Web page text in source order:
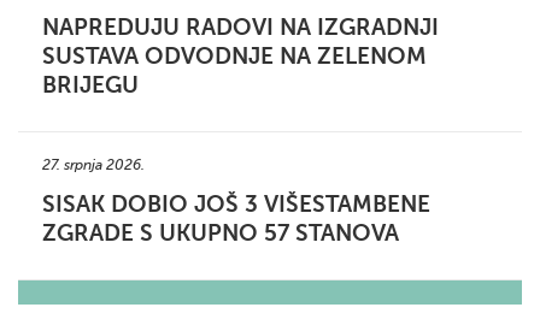
NAPREDUJU RADOVI NA IZGRADNJI
SUSTAVA ODVODNJE NA ZELENOM
BRIJEGU
27. srpnja 2026.
SISAK DOBIO JOŠ 3 VIŠESTAMBENE
ZGRADE S UKUPNO 57 STANOVA